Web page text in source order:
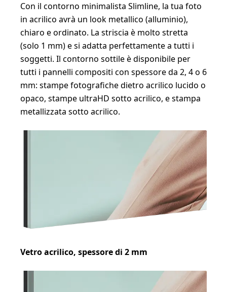
Con il contorno minimalista Slimline, la tua foto
in acrilico avrà un look metallico (alluminio),
chiaro e ordinato. La striscia è molto stretta
(solo 1 mm) e si adatta perfettamente a tutti i
soggetti. Il contorno sottile è disponibile per
tutti i pannelli compositi con spessore da 2, 4 o 6
mm: stampe fotografiche dietro acrilico lucido o
opaco, stampe ultraHD sotto acrilico, e stampa
metallizzata sotto acrilico.
Vetro acrilico, spessore di 2 mm